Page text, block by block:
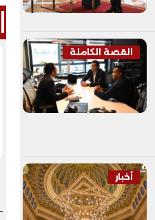
القصة الكاملة
أخبار